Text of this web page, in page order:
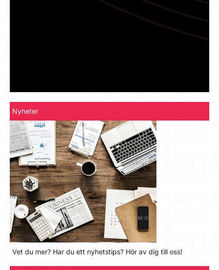
Nyheter
Vet du mer? Har du ett nyhetstips? Hör av dig till oss!